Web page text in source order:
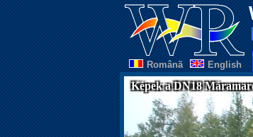
Românã English
Képek a DN18